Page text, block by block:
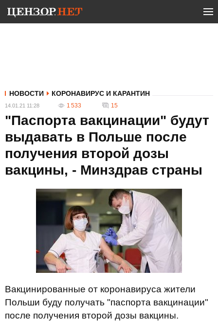
НОВОСТИ КОРОНАВИРУС И КАРАНТИН
14.01.21 11:28 1 533 15
"Паспорта вакцинации" будут
выдавать в Польше после
получения второй дозы
вакцины, - Минздрав страны
Вакцинированные от коронавируса жители
Польши буду получать "паспорта вакцинации"
после получения второй дозы вакцины.